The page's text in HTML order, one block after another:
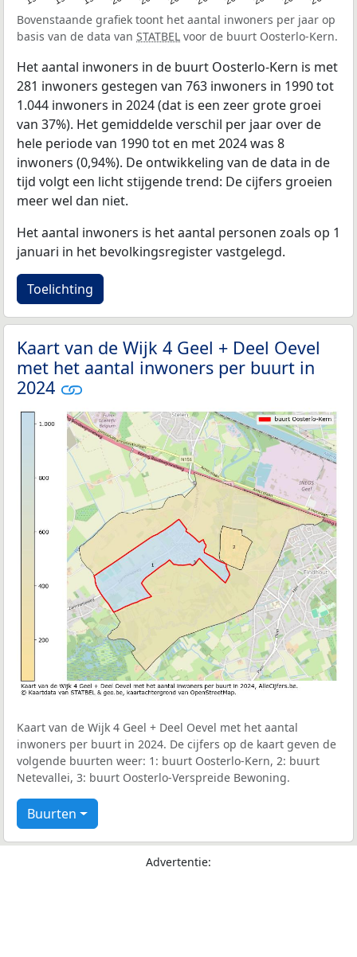
Bovenstaande grafiek toont het aantal inwoners per jaar op
basis van de data van STATBEL voor de buurt Oosterlo-Kern.
Het aantal inwoners in de buurt Oosterlo-Kern is met
281 inwoners gestegen van 763 inwoners in 1990 tot
1.044 inwoners in 2024 (dat is een zeer grote groei
van 37%). Het gemiddelde verschil per jaar over de
hele periode van 1990 tot en met 2024 was 8
inwoners (0,94%). De ontwikkeling van de data in de
tijd volgt een licht stijgende trend: De cijfers groeien
meer wel dan niet.
Het aantal inwoners is het aantal personen zoals op 1
januari in het bevolkingsregister vastgelegd.
Toelichting
Kaart van de Wijk 4 Geel + Deel Oevel
met het aantal inwoners per buurt in
2024
Kaart van de Wijk 4 Geel + Deel Oevel met het aantal
inwoners per buurt in 2024. De cijfers op de kaart geven de
volgende buurten weer: 1: buurt Oosterlo-Kern, 2: buurt
Netevallei, 3: buurt Oosterlo-Verspreide Bewoning.
Buurten
Advertentie: